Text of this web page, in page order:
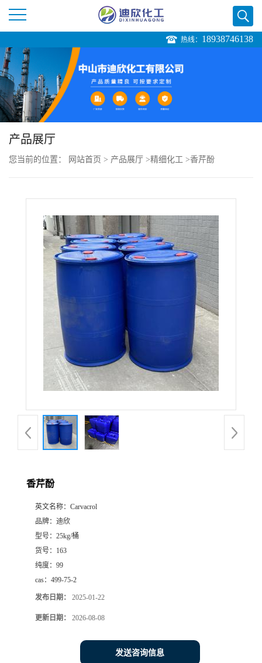
司
首
页
公
厅
热线： 18938746138
产品展厅
您当前的位置： 网站首页 > 产品展厅 >精细化工 >香芹酚
香芹酚
英文名称： Carvacrol
品牌： 迪欣
型号： 25kg/桶
货号： 163
纯度： 99
cas： 499-75-2
发布日期： 2025-01-22
更新日期： 2026-08-08
发送咨询信息